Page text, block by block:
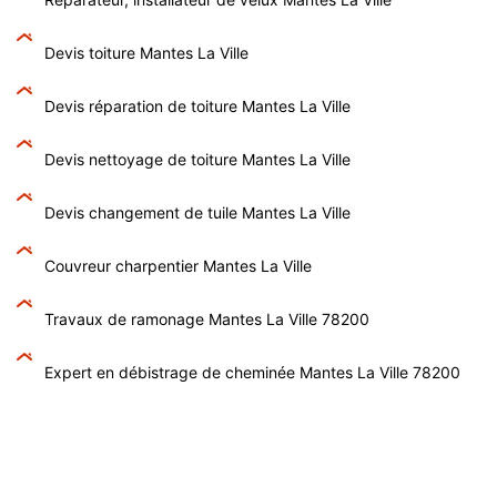
Devis toiture Mantes La Ville
Devis réparation de toiture Mantes La Ville
Devis nettoyage de toiture Mantes La Ville
Devis changement de tuile Mantes La Ville
Couvreur charpentier Mantes La Ville
Travaux de ramonage Mantes La Ville 78200
Expert en débistrage de cheminée Mantes La Ville 78200